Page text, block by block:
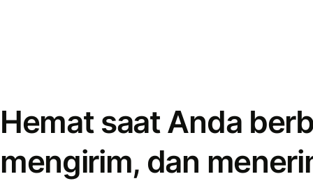
Hemat saat Anda
mengirim, dan